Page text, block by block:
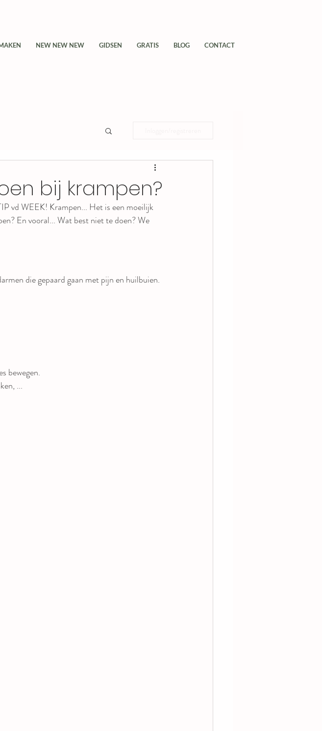
NEW NEW NEW GIDSEN GRATIS BLOG CONTACT
bij krampen?
vd WEEK! Krampen... Het is een moeilijk
En vooral... Wat best niet te doen? We
die gepaard gaan met pijn en huilbuien.
bewegen.
...